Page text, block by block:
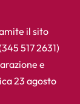
il sito
517 2631)
e
23 agosto